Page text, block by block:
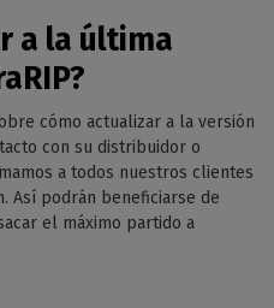
a la última
cómo actualizar a la versión
con su distribuidor o
a todos nuestros clientes
Así podrán beneficiarse de
el máximo partido a